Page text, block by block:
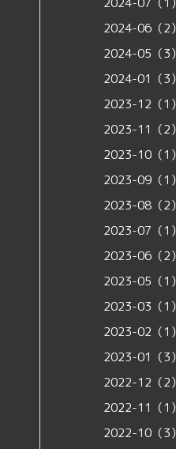
2024-06（2）
2024-05（3）
2024-01（3）
2023-12（1）
2023-11（2）
2023-10（1）
2023-09（1）
2023-08（2）
2023-07（1）
2023-06（2）
2023-05（1）
2023-03（1）
2023-02（1）
2023-01（3）
2022-12（2）
2022-11（1）
2022-10（3）